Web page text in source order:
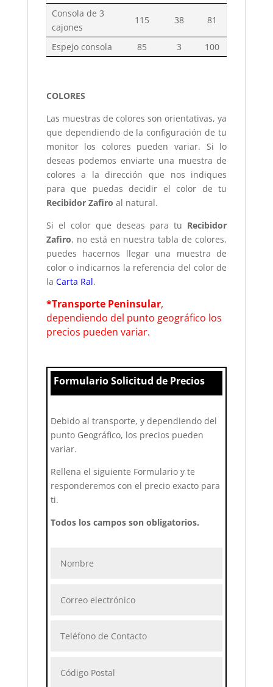
Consola de 3
cajones
115 38 81
Espejo consola 85 3 100
COLORES
Las muestras de colores son orientativas, ya
que dependiendo de la configuración de tu
monitor los colores pueden variar. Si lo
deseas podemos enviarte una muestra de
colores a la dirección que nos indiques
para que puedas decidir el color de tu
Recibidor Zafiro al natural.
Si el color que deseas para tu Recibidor
Zafiro, no está en nuestra tabla de colores,
puedes hacernos llegar una muestra de
color o indicarnos la referencia del color de
la Carta Ral.
*Transporte Peninsular,
dependiendo del punto geográfico los
precios pueden variar.
Formulario Solicitud de Precios
Debido al transporte, y dependiendo del
punto Geográfico, los precios pueden
variar.
Rellena el siguiente Formulario y te
responderemos con el precio exacto para
ti.
Todos los campos son obligatorios.